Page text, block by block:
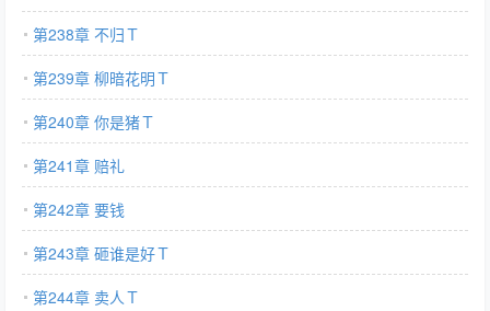
第238章 不归Ｔ
第239章 柳暗花明Ｔ
第240章 你是猪Ｔ
第241章 赔礼
第242章 要钱
第243章 砸谁是好Ｔ
第244章 卖人Ｔ